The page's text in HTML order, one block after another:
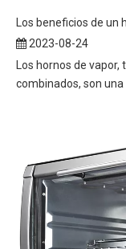
Los beneficios de un
2023-08-24
Los hornos de
combinados, son una